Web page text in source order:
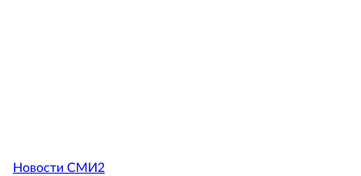
Новости СМИ2